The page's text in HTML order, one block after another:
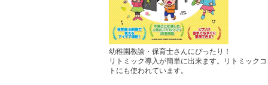
幼稚園教諭・保育士さんにぴったり！
リトミック導入が簡単に出来ます。リトミック
トにも使われています。